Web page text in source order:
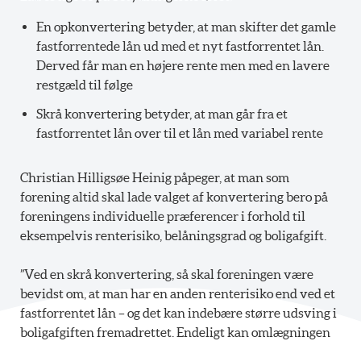
En opkonvertering betyder, at man skifter det gamle
fastforrentede lån ud med et nyt fastforrentet lån.
Derved får man en højere rente men med en lavere
restgæld til følge
Skrå konvertering betyder, at man går fra et
fastforrentet lån over til et lån med variabel rente
Christian Hilligsøe Heinig påpeger, at man som
forening altid skal lade valget af konvertering bero på
foreningens individuelle præferencer i forhold til
eksempelvis renterisiko, belåningsgrad og boligafgift.
”Ved en skrå konvertering, så skal foreningen være
bevidst om, at man har en anden renterisiko end ved et
fastforrentet lån – og det kan indebære større udsving i
boligafgiften fremadrettet. Endeligt kan omlægningen